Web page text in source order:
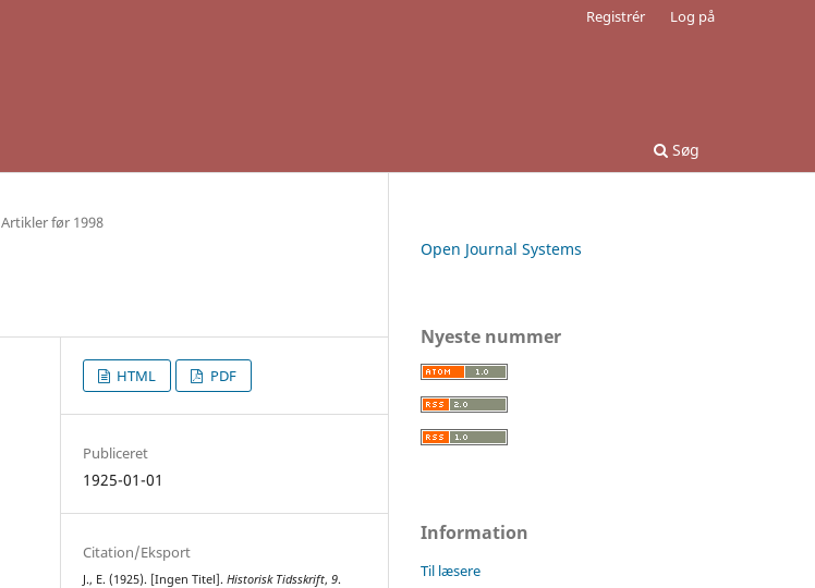
Søg
Registrér Log på
Artikler før 1998
HTML PDF
Publiceret
1925-01-01
Citation/Eksport
J., E. (1925). [Ingen Titel].Historisk Tidsskrift,9.
Open Journal Systems
Nyeste nummer
Information
Til læsere